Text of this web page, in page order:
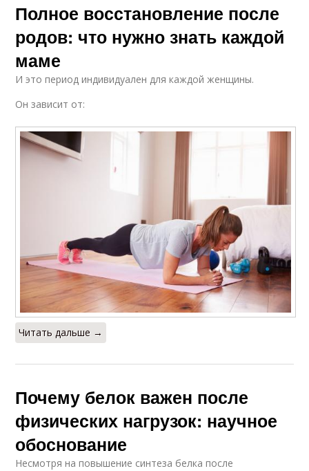
Полное восстановление после
родов: что нужно знать каждой
маме
И это период индивидуален для каждой женщины.
Он зависит от:
Читать дальше →
Почему белок важен после
физических нагрузок: научное
обоснование
Несмотря на повышение синтеза белка после